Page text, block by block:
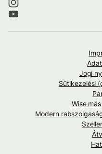
Jogi
Sütikezelési
Wise
Modern